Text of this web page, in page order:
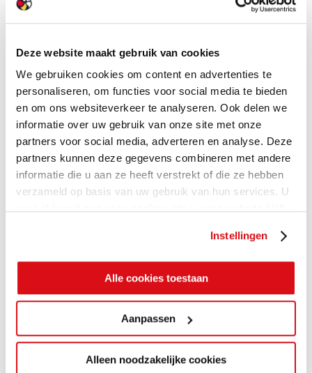
Deze website maakt gebruik van cookies
We gebruiken cookies om content en advertenties te
personaliseren, om functies voor social media te bieden
en om ons websiteverkeer te analyseren. Ook delen we
informatie over uw gebruik van onze site met onze
partners voor social media, adverteren en analyse. Deze
partners kunnen deze gegevens combineren met andere
informatie die u aan ze heeft verstrekt of die ze hebben
verzameld op basis van uw gebruik van hun services. U
Instellingen
Alle cookies toestaan
Aanpassen
Alleen noodzakelijke cookies